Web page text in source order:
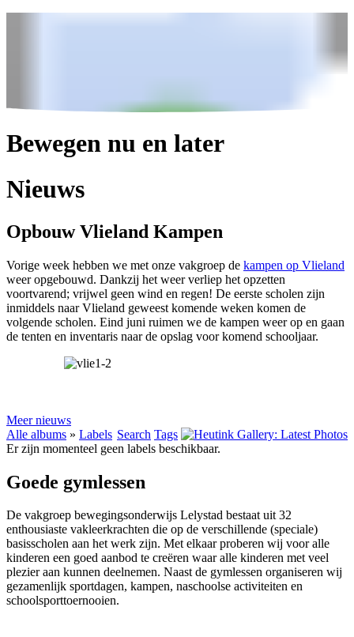
Bewegen nu en later
Nieuws
Opbouw Vlieland Kampen
Vorige week hebben we met onze vakgroep de kampen op Vlieland
weer opgebouwd. Dankzij het weer verliep het opzetten
voortvarend; vrijwel geen wind en regen! De eerste scholen zijn
inmiddels naar Vlieland geweest komende weken komen de
volgende scholen. Eind juni ruimen we de kampen weer op en gaan
de tenten en inventaris naar de opslag voor komend schooljaar.
Meer nieuws
Alle albums » Labels Search Tags
Er zijn momenteel geen labels beschikbaar.
Goede gymlessen
De vakgroep bewegingsonderwijs Lelystad bestaat uit 32
enthousiaste vakleerkrachten die op de verschillende (speciale)
basisscholen aan het werk zijn. Met elkaar proberen wij voor alle
kinderen een goed aanbod te creëren waar alle kinderen met veel
plezier aan kunnen deelnemen. Naast de gymlessen organiseren wij
gezamenlijk sportdagen, kampen, naschoolse activiteiten en
schoolsporttoernooien.